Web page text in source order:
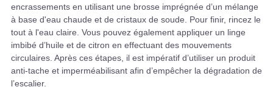
encrassements en utilisant une brosse imprégnée d’un mélange
à base d'eau chaude et de cristaux de soude. Pour finir, rincez le
tout à l'eau claire. Vous pouvez également appliquer un linge
imbibé d’huile et de citron en effectuant des mouvements
circulaires. Après ces étapes, il est impératif d’utiliser un produit
anti-tache et imperméabilisant afin d’empêcher la dégradation de
l’escalier.